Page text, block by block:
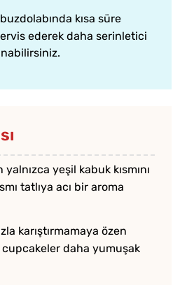
kısa süre
ederek daha serinletici
yeşil kabuk kısmını
tatlıya acı bir aroma
karıştırmamaya özen
daha yumuşak